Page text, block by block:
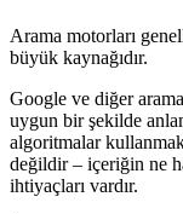
Arama motorları
büyük kaynağıdır.
Google ve diğer
uygun bir şekilde
algoritmalar
değildir – içeriğin ne
ihtiyaçları vardır.